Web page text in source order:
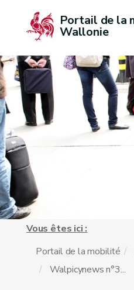
Portail de la
Wallonie
Vous êtes ici :
Portail de la mobilité
Walpicynews n°3...